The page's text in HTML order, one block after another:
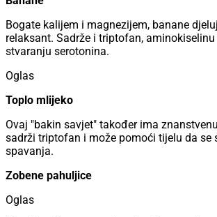
Bogate kalijem i magnezijem, banane
relaksant. Sadrže i triptofan,
stvaranju serotonina.
Oglas
Toplo mlijeko
Ovaj "bakin savjet" također ima
sadrži triptofan i može pomoći tijelu da se
spavanja.
Zobene pahuljice
Oglas